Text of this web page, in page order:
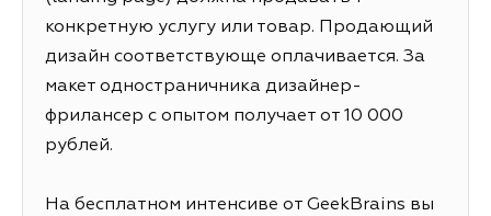
конкретную услугу или товар. Продающий
дизайн соответствующе оплачивается. За
макет одностраничника дизайнер-
фрилансер с опытом получает от 10 000
рублей.
На бесплатном интенсиве от GeekBrains вы